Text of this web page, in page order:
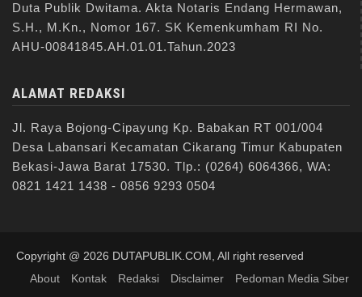
Duta Publik Dwitama. Akta Notaris Endang Hermawan,
S.H., M.Kn., Nomor 167. SK Kemenkumham RI No.
AHU-00841845.AH.01.01.Tahun.2023
ALAMAT REDAKSI
Jl. Raya Bojong-Cipayung Kp. Babakan RT 001/004
Desa Labansari Kecamatan Cikarang Timur Kabupaten
Bekasi-Jawa Barat 17530. Tlp.: (0264) 6064366, WA:
0821 1421 1438 - 0856 9293 0504
Copyright @ 2026 DUTAPUBLIK.COM, All right reserved
About
Kontak Redaksi Disclaimer Pedoman Media Siber